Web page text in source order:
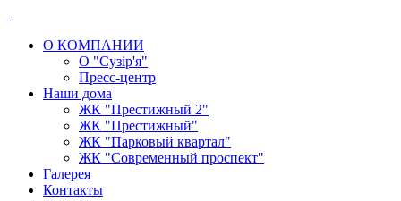
О КОМПАНИИ
О "Сузір'я"
Пресс-центр
Наши дома
ЖК "Престижный 2"
ЖК "Престижный"
ЖК "Парковый квартал"
ЖК "Современный проспект"
Галерея
Контакты